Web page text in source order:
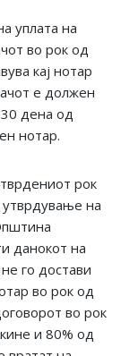
уплата на
во рок од
кај нотар
е должен
дена од
нотар.
рок
на
данокот на
го достави
во рок од
во рок
и 80% од